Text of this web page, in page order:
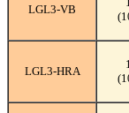
LGL3-VB
LGL3-HRA